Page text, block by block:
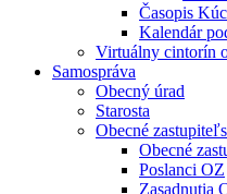
Časopis
Kalendár
Virtuálny cintorín
Samospráva
Obecný úrad
Starosta
Obecné
Obecné
Poslanci OZ
Zasadnutia